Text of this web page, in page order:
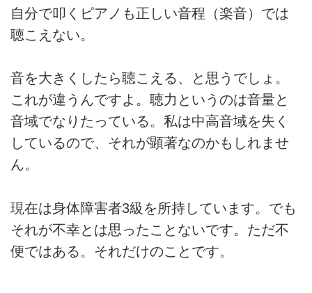
自分で叩くピアノも正しい音程（楽音）では
聴こえない。
音を大きくしたら聴こえる、と思うでしょ。
これが違うんですよ。聴力というのは音量と
音域でなりたっている。私は中高音域を失く
しているので、それが顕著なのかもしれませ
ん。
現在は身体障害者3級を所持しています。でも
それが不幸とは思ったことないです。ただ不
便ではある。それだけのことです。